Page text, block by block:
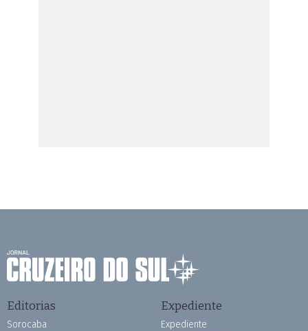
Editorias
Sorocaba
Expediente
Expediente